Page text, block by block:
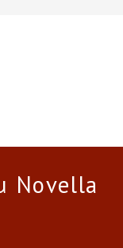
Novella